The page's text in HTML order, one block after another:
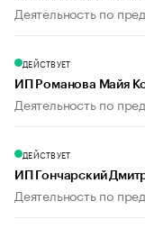
Деятельность по
ДЕЙСТВУЕТ
ИП Романова Майя
Деятельность по
ДЕЙСТВУЕТ
ИП Гончарский
Деятельность по